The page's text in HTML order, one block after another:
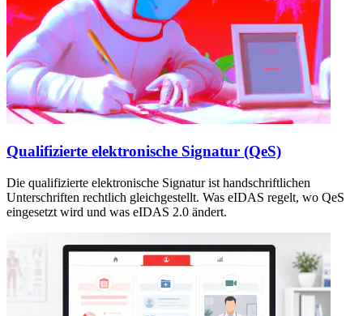
Qualifizierte elektronische Signatur (QeS)
Die qualifizierte elektronische Signatur ist handschriftlichen
Unterschriften rechtlich gleichgestellt. Was eIDAS regelt, wo QeS
eingesetzt wird und was eIDAS 2.0 ändert.